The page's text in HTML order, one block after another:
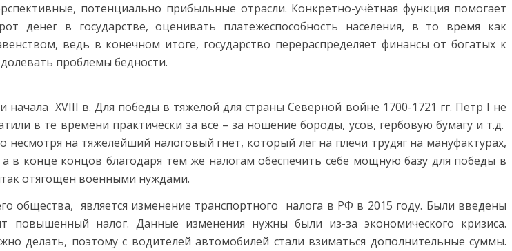
потенциально прибыльные отрасли. Конкретно-учётная функция помогает
денег в государстве, оценивать платежеспособность населения, в то время как
ведь в конечном итоге, государство перераспределяет финансы от богатых к
проблемы бедности.
начала XVIII в. Для победы в тяжелой для страны Северной войне 1700-1721 гг. Петр I не
в те времени практически за все – за ношение бороды, усов, гербовую бумагу и т.д.
на тяжелейший налоговый гнет, который лег на плечи трудяг на мануфактурах,
в конце концов благодаря тем же налогам обеспечить себе мощную базу для победы в
отягощен военными нуждами.
общества, является изменение транспортного налога в РФ в 2015 году. Были введены
налог. Данные изменения нужны были из-за экономического кризиса.
делать, поэтому с водителей автомобилей стали взиматься дополнительные суммы.